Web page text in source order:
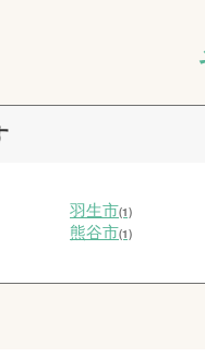
羽生市(1)
熊谷市(1)